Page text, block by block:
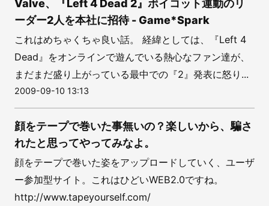
Valve、『Left 4 Dead 2』ボイコット運動のリ
ーダー2人を本社に招待 - Game*Spark
これはめちゃくちゃ良い話。 経緯としては、『Left 4
Dead』をオンラインで遊んでいる熱心なファン達が、
まだまだ盛り上がっている最中での『2』発表に怒り...
2009-09-10 13:13
顔をテープで巻いた事無いの？楽しいから、騙さ
れたと思ってやってみなよ。
顔をテープで巻いた姿をアップロードしていく、ユーザ
ー参加型サイト。これはひどいWEB2.0ですね。
http://www.tapeyourself.com/